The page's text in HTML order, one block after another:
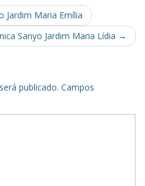
Jardim Maria Emília
Sanyo Jardim Maria Lídia →
publicado. Campos